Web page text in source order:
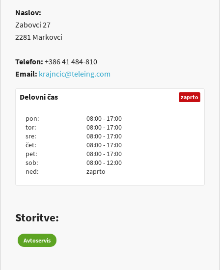
Naslov:
Zabovci 27
2281 Markovci
Telefon: +386 41 484-810
Email: krajncic@teleing.com
Delovni čas zaprto
pon:
tor:
sre:
čet:
pet:
sob:
ned:
08:00 - 17:00
08:00 - 17:00
08:00 - 17:00
08:00 - 17:00
08:00 - 17:00
08:00 - 12:00
zaprto
Storitve:
Avtoservis